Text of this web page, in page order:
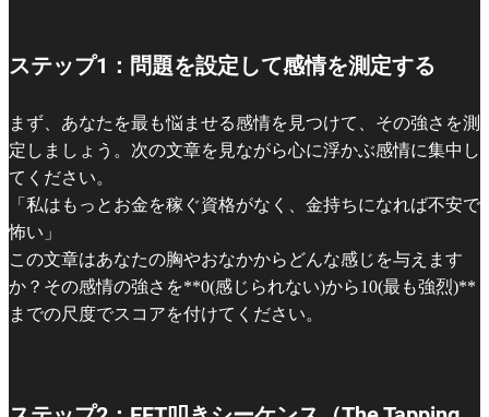
ステップ1：問題を設定して感情を測定する
まず、あなたを最も悩ませる感情を見つけて、その強さを測
定しましょう。次の文章を見ながら心に浮かぶ感情に集中し
てください。
「私はもっとお金を稼ぐ資格がなく、金持ちになれば不安で
怖い」
この文章はあなたの胸やおなかからどんな感じを与えます
か？その感情の強さを**0(感じられない)から10(最も強烈)**
までの尺度でスコアを付けてください。